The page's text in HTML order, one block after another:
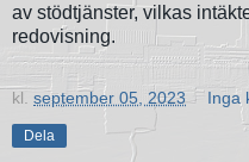
av stödtjänster, vilkas
redovisning.
kl. september 05, 2023 Inga
Dela